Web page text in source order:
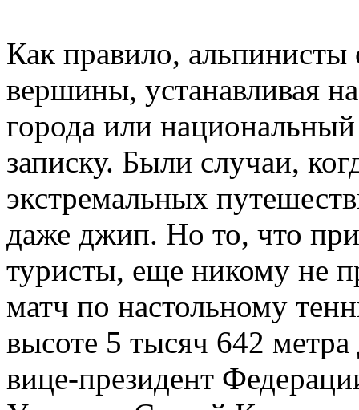
Как правило,
вершины, устанавливая
города или
записку. Были случаи,
экстремальных
даже джип. Но то, что
туристы, еще никому не
матч по настольному
высоте 5 тысяч 642
вице-президент